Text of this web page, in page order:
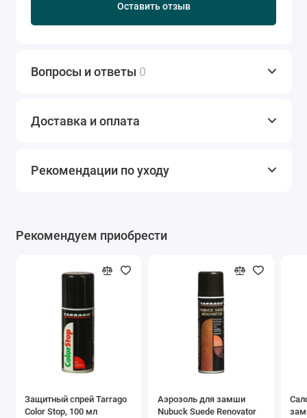
Оставить отзыв
Вопросы и ответы 0
Доставка и оплата
Рекомендации по уходу
Рекомендуем приобрести
Защитный спрей Tarrago
Color Stop, 100 мл
Аэрозоль для замши
Nubuck Suede Renovator